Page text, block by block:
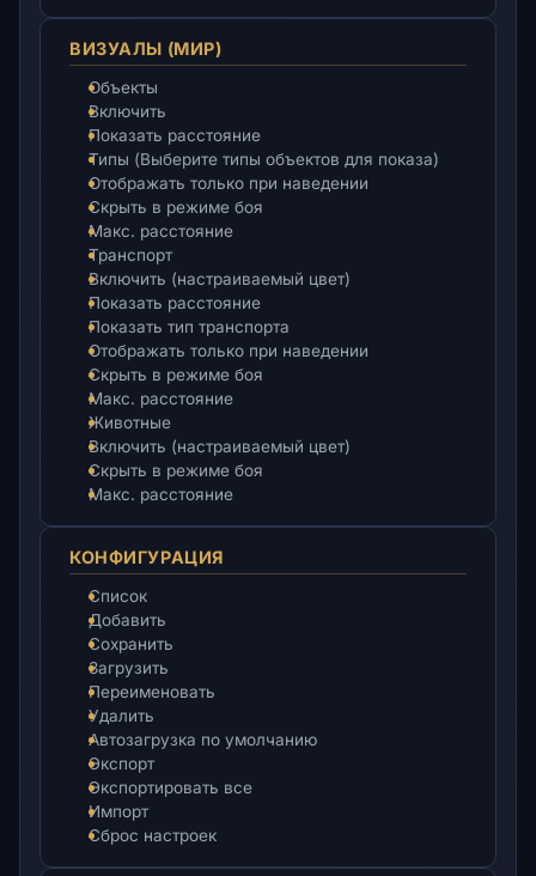
ВИЗУАЛЫ (МИР)
Объекты
Включить
Показать расстояние
Типы (Выберите типы объектов для показа)
Отображать только при наведении
Скрыть в режиме боя
Макс. расстояние
Транспорт
Включить (настраиваемый цвет)
Показать расстояние
Показать тип транспорта
Отображать только при наведении
Скрыть в режиме боя
Макс. расстояние
Животные
Включить (настраиваемый цвет)
Скрыть в режиме боя
Макс. расстояние
КОНФИГУРАЦИЯ
Список
Добавить
Сохранить
Загрузить
Переименовать
Удалить
Автозагрузка по умолчанию
Экспорт
Экспортировать все
Импорт
Сброс настроек